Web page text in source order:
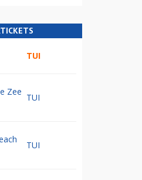
TUI
Zee
TUI
TUI